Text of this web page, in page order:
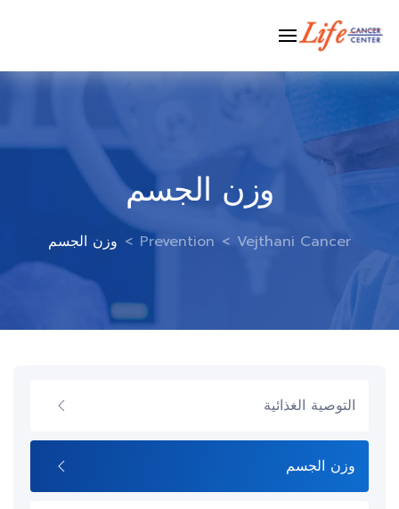
content
وزن الجسم
Vejthani Cancer
>
Prevention
> وزن الجسم
التوصية الغذائية
وزن الجسم